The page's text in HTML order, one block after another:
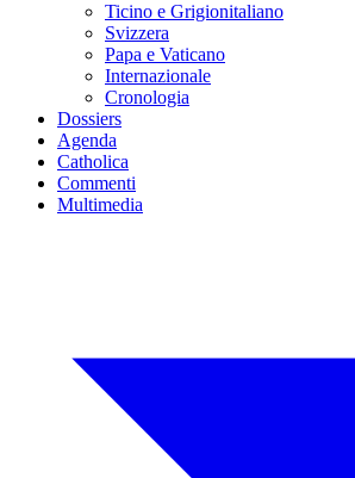
Ticino e Grigionitaliano
Svizzera
Papa e Vaticano
Internazionale
Cronologia
Dossiers
Agenda
Catholica
Commenti
Multimedia